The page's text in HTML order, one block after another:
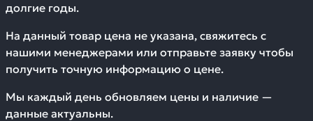
долгие годы.
На данный товар цена не указана, свяжитесь с
нашими менеджерами или отправьте заявку чтобы
получить точную информацию о цене.
Мы каждый день обновляем цены и наличие —
данные актуальны.